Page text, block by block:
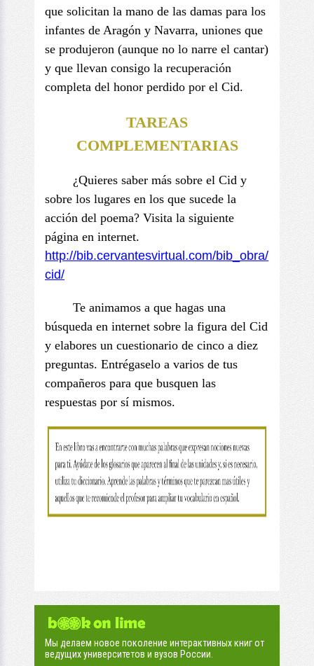
que solicitan la mano de las damas para los
infantes de Aragón y Navarra, uniones que
se produjeron (aunque no lo narre el cantar)
y que llevan consigo la recuperación
completa del honor perdido por el Cid.
TAREAS
COMPLEMENTARIAS
¿Quieres saber más sobre el Cid y
sobre los lugares en los que sucede la
acción del poema? Visita la siguiente
página en internet.
http://bib.cervantesvirtual.com/bib_obra/
cid/
Te animamos a que hagas una
búsqueda en internet sobre la figura del Cid
y elabores un cuestionario de cinco a diez
preguntas. Entrégaselo a varios de tus
compañeros para que busquen las
respuestas por sí mismos.
Мы делаем новое поколение интерактивных книг от
ведущих университетов и вузов России.